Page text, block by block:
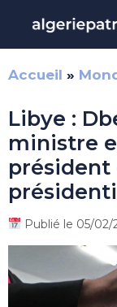
contenu
Accueil »
Libye :
ministre
président
Publié le 05/02/